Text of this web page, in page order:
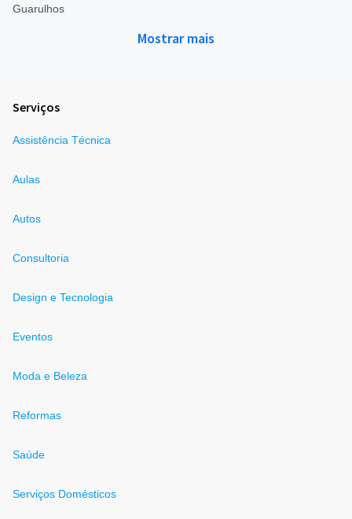
Guarulhos
Mostrar mais
Serviços
Assistência Técnica
Aulas
Autos
Consultoria
Design e Tecnologia
Eventos
Moda e Beleza
Reformas
Saúde
Serviços Domésticos